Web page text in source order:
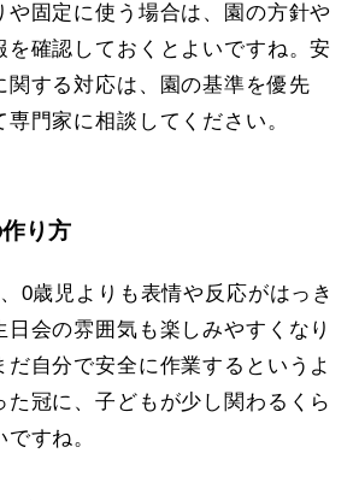
や固定に使う場合は、園の方針や
を確認しておくとよいですね。安
関する対応は、園の基準を優先
門家に相談してください。
り方
0歳児よりも表情や反応がはっき
日会の雰囲気も楽しみやすくなり
だ自分で安全に作業するというよ
た冠に、子どもが少し関わるくら
すね。